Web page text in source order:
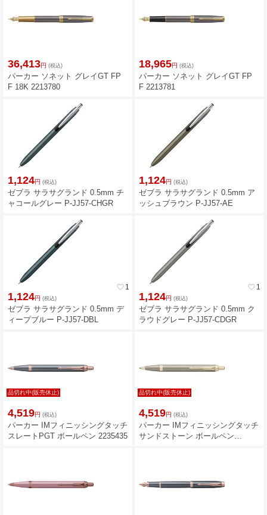
36,413円 (税込)
パーカー ソネット グレイGT FP
F 18K 2213780
18,965円 (税込)
パーカー ソネット グレイGT FP
F 2213781
1,124円 (税込)
ゼブラ サラサグランド 0.5mm チ
ャコールグレー P-JJ57-CHGR
1,124円 (税込)
ゼブラ サラサグランド 0.5mm ア
ッシュブラウン P-JJ57-AE
favorite_border 1
1,124円 (税込)
ゼブラ サラサグランド 0.5mm デ
ィープブルー P-JJ57-DBL
favorite_border 1
1,124円 (税込)
ゼブラ サラサグランド 0.5mm ク
ラウドグレー P-JJ57-CDGR
品切れ中(販売休止)
4,519円 (税込)
パーカー IMフィニッシングタッチ
スレートPGT ボールペン 2235435
品切れ中(販売休止)
4,519円 (税込)
パーカー IMフィニッシングタッチ
サンドストーン ボールペン